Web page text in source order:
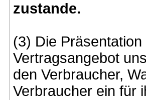
zustande.
(3) Die
Vertragsangebot
den Verbraucher,
Verbraucher ein für